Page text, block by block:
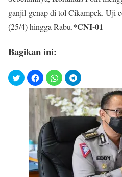
ganjil-genap di tol Cikampek. Uji
(25/4) hingga Rabu.*CNI-01
Bagikan ini: